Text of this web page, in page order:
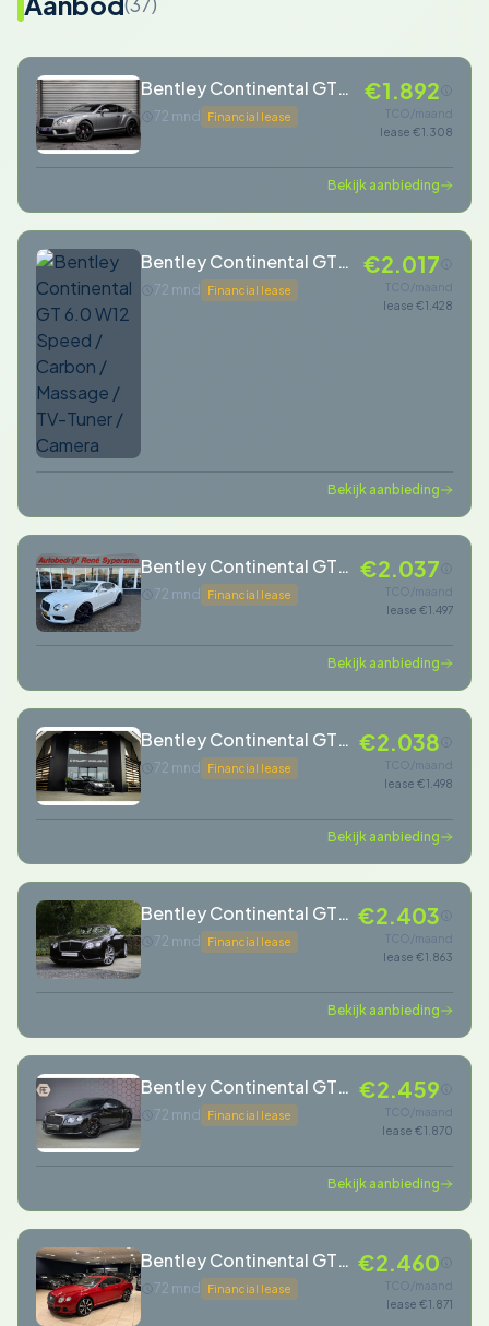
Bentley Continental GT
4.0 V8 Mulliner
72 mnd Financial lease
€1.892
TCO/maand
lease €1.308
Bekijk aanbieding
Bentley Continental GT
6.0 W12 Speed / Carbon /
72 mnd Financial lease
€2.017
TCO/maand
lease €1.428
Bekijk aanbieding
Bentley Continental GT
4.0 V8S 528 PK Stoel
72 mnd Financial lease
€2.037
TCO/maand
lease €1.497
Bekijk aanbieding
Bentley Continental GT
GTC 4.0 V8
72 mnd Financial lease
€2.038
TCO/maand
lease €1.498
Bekijk aanbieding
Bentley Continental GT
GTC 4.0 V8 Mulliner
72 mnd Financial lease
€2.403
TCO/maand
lease €1.863
Bekijk aanbieding
Bentley Continental GT
6.0 W12 SPEED |
STOELVERWARMING &
VERKOELING | MASSAGE |
DE
72 mnd Financial lease
€2.459
TCO/maand
lease €1.870
Bekijk aanbieding
Bentley Continental GT
6.0 W12 SPEED LIMITED
72 mnd Financial lease
€2.460
TCO/maand
lease €1.871